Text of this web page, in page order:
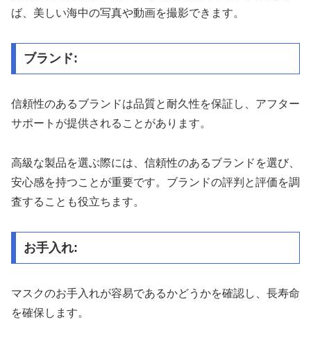
ば、美しい海中の写真や動画を撮影できます。
ブランド:
信頼性のあるブランドは品質と耐久性を保証し、アフター
サポートが提供されることがあります。
高級な製品を選ぶ際には、信頼性のあるブランドを選び、
安心感を持つことが重要です。ブランドの評判と評価を調
査することも役立ちます。
お手入れ:
マスクのお手入れが容易であるかどうかを確認し、長寿命
を確保します。